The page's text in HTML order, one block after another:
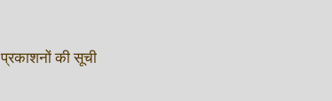
प्रकाशनों की सूची